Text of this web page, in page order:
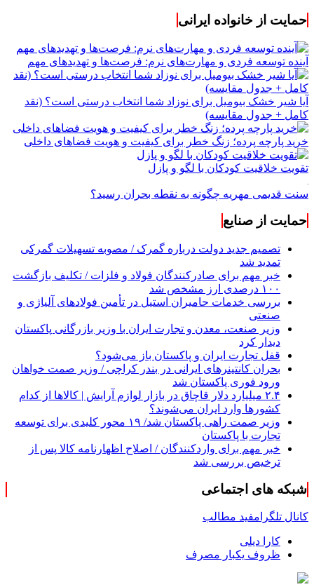
حمایت از خانواده ایرانی
آینده توسعه فردی و مهارت‌های نرم: فرصت‌ها و تهدیدهای مهم
آیا شیر خشک بیومیل برای نوزاد شما انتخاب درستی است؟ (نقد
کامل + جدول مقایسه)
خرید پارچه پرده؛ زنگ خطر برای کیفیت و هویت فضاهای داخلی
تقویت خلاقیت کودکان با لگو و پازل
سنت قدیمی مهریه چگونه به نقطه بحران رسید؟
حمایت از صنایع
تصمیم جدید دولت درباره گمرک / مصوبه تسهیلات گمرکی
تمدید شد
خبر مهم برای صادرکنندگان فولاد و فلزات / تکلیف بازگشت
۱۰۰ درصدی ارز مشخص شد
بررسی خدمات حامیران استیل در تأمین فولادهای آلیاژی و
صنعتی
وزیر صنعت، معدن و تجارت ایران با وزیر بازرگانی پاکستان
دیدار کرد
قفل تجارت ایران و پاکستان باز می‌شود؟
بحران کانتینر‌های ایرانی در بندر کراچی / وزیر صمت خواهان
ورود فوری پاکستان شد
۲.۴ میلیارد دلار قاچاق در بازار لوازم آرایش | کالاها از کدام
کشورها وارد ایران می‌شوند؟
وزیر صمت راهی پاکستان شد/ ۱۹ محور کلیدی برای توسعه
تجارت با پاکستان
خبر مهم برای واردکنندگان / اصلاح اظهارنامه کالا پس از
ترخیص بررسی شد
شبکه های اجتماعی
کانال تلگرامفید مطالب
کارا دیلی
ظروف یکبار مصرف